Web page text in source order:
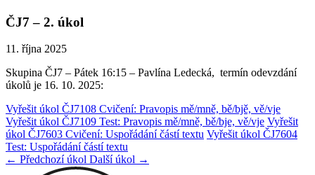
ČJ7 – 2. úkol
11. října 2025
Skupina ČJ7 – Pátek 16:15 – Pavlína Ledecká, termín odevzdání
úkolů je 16. 10. 2025:
Vyřešit úkol ČJ7108 Cvičení: Pravopis mě/mně, bě/bjě, vě/vje
Vyřešit úkol ČJ7109 Test: Pravopis mě/mně, bě/bje, vě/vje Vyřešit
úkol ČJ7603 Cvičení: Uspořádání částí textu Vyřešit úkol ČJ7604
Test: Uspořádání částí textu
← Předchozí úkol Další úkol →